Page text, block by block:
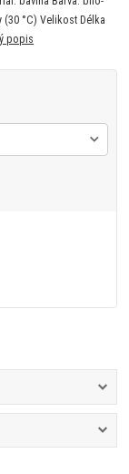
°C) Velikost Délka
popis